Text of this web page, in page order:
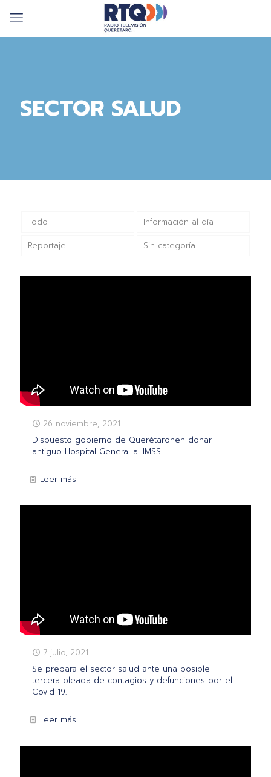
SECTOR SALUD
Todo Información al día
Reportaje Sin categoría
26 noviembre, 2021
Dispuesto gobierno de Querétaronen donar
antiguo Hospital General al IMSS.
Leer más
7 julio, 2021
Se prepara el sector salud ante una posible
tercera oleada de contagios y defunciones por el
Covid 19.
Leer más